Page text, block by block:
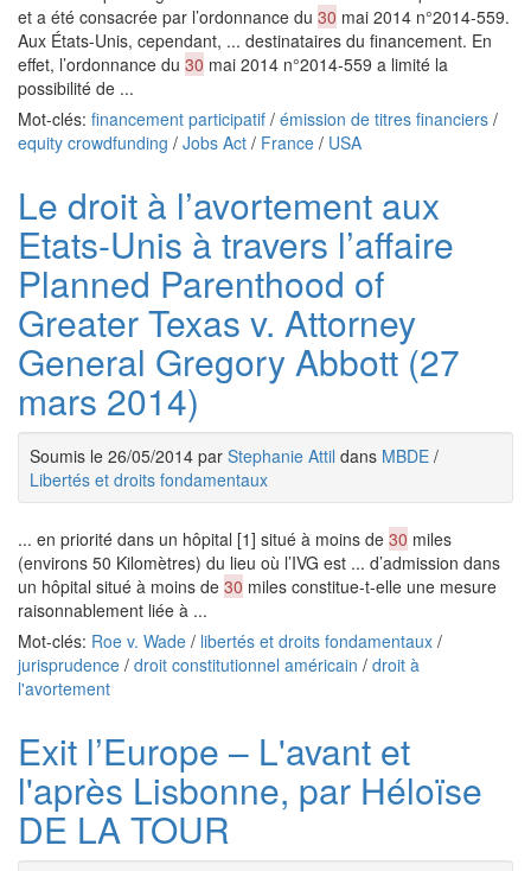
et a été consacrée par l’ordonnance du 30 mai 2014 n°2014-559.
Aux États-Unis, cependant, ... destinataires du financement. En
effet, l’ordonnance du 30 mai 2014 n°2014-559 a limité la
possibilité de ...
Mot-clés: financement participatif / émission de titres financiers /
equity crowdfunding / Jobs Act / France / USA
Le droit à l’avortement aux
Etats-Unis à travers l’affaire
Planned Parenthood of
Greater Texas v. Attorney
General Gregory Abbott (27
mars 2014)
Soumis le 26/05/2014 par Stephanie Attil dans MBDE /
Libertés et droits fondamentaux
... en priorité dans un hôpital [1] situé à moins de 30 miles
(environs 50 Kilomètres) du lieu où l’IVG est ... d’admission dans
un hôpital situé à moins de 30 miles constitue-t-elle une mesure
raisonnablement liée à ...
Mot-clés: Roe v. Wade / libertés et droits fondamentaux /
jurisprudence / droit constitutionnel américain / droit à
l'avortement
Exit l’Europe – L'avant et
l'après Lisbonne, par Héloïse
DE LA TOUR